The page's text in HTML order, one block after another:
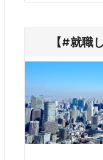
【#就職